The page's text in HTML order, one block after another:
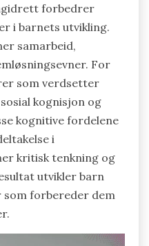
forbedrer
i barnets utvikling.
samarbeid,
For
som verdsetter
kognisjon og
kognitive fordelene
i
kritisk tenkning og
utvikler barn
som forbereder dem